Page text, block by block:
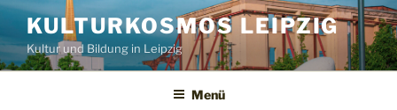
Zum
Inhalt
springen
KULTURKOSMOS LEIPZIG
Kultur und Bildung in Leipzig
Menü